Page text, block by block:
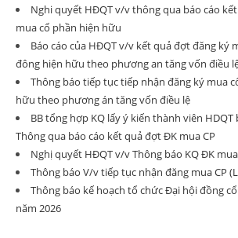
Nghi quyết HĐQT v/v thông qua báo cáo
mua cổ phần hiện hữu
Báo cáo của HĐQT v/v kết quả đợt đăng ký
đông hiện hữu theo phương an tăng vốn điều
Thông báo tiếp tục tiếp nhận đăng ký mua
hữu theo phương án tăng vốn điều lệ
BB tổng hợp KQ lấy ý kiến thành viên
Thông qua báo cáo kết quả đợt ĐK mua CP
Nghị quyết HĐQT v/v Thông báo KQ ĐK mua
Thông báo V/v tiếp tục nhận đăng mua CP
Thông báo kế hoạch tổ chức Đại hội đồng
năm 2026